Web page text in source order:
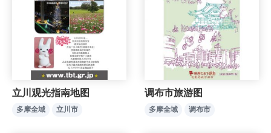
立川观光指南地图
多摩全域 立川市
调布市旅游图
多摩全域 调布市